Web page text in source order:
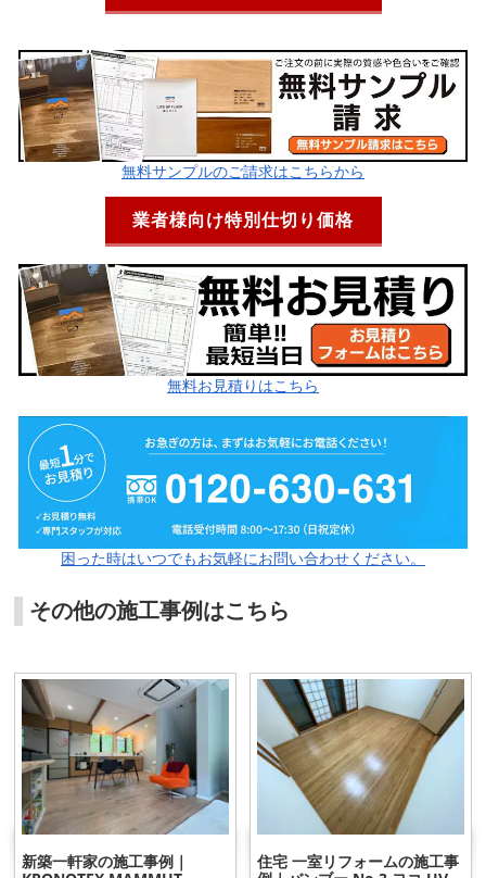
無料サンプルのご請求はこちらから
業者様向け特別仕切り価格
無料お見積りはこちら
困った時はいつでもお気軽にお問い合わせください。
その他の施工事例はこちら
新築一軒家の施工事例｜
住宅 一室リフォームの施工事